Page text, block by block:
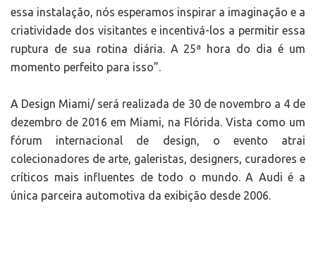
essa instalação, nós esperamos inspirar a imaginação e a
criatividade dos visitantes e incentivá-los a permitir essa
ruptura de sua rotina diária. A 25ª hora do dia é um
momento perfeito para isso”.
A Design Miami/ será realizada de 30 de novembro a 4 de
dezembro de 2016 em Miami, na Flórida. Vista como um
fórum internacional de design, o evento atrai
colecionadores de arte, galeristas, designers, curadores e
críticos mais influentes de todo o mundo. A Audi é a
única parceira automotiva da exibição desde 2006.